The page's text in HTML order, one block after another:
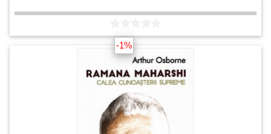
-1%